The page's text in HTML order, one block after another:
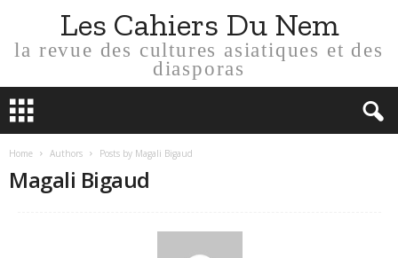
Les Cahiers Du Nem
la revue des cultures asiatiques et des
diasporas
Home Authors Posts by Magali Bigaud
Magali Bigaud